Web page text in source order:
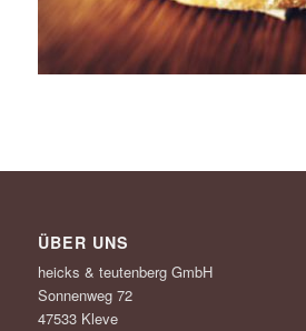
ÜBER UNS
heicks & teutenberg GmbH
Sonnenweg 72
47533 Kleve